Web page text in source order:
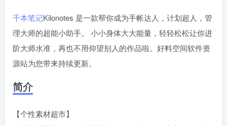
千本笔记Kilonotes 是一款帮你成为手帐达人，计划超人，管
理大师的超能小助手。 小小身体大大能量，轻轻松松让你进
阶大师水准，再也不用仰望别人的作品啦。好料空间软件资
源站为您带来持续更新。
简介
【个性素材超市】